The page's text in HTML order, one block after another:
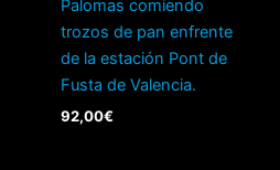
Palomas comiendo
trozos de pan enfrente
de la estación Pont de
Fusta de Valencia.
92,00€